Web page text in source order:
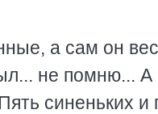
а сам он
не помню... А
синеньких и